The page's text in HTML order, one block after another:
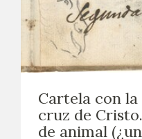
Cartela con
cruz de
de animal